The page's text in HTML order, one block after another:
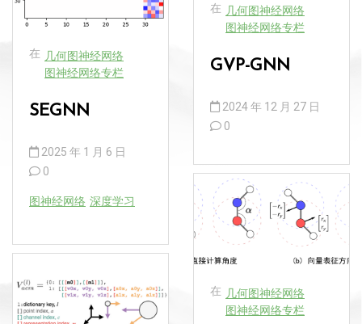
在 几何图神经网络
图神经网络专栏
SEGNN
2025 年 1 月 6 日
0
图神经网络 深度学习
在 几何图神经网络
图神经网络专栏
GVP-GNN
2024 年 12 月 27 日
0
在 几何图神经网络
图神经网络专栏